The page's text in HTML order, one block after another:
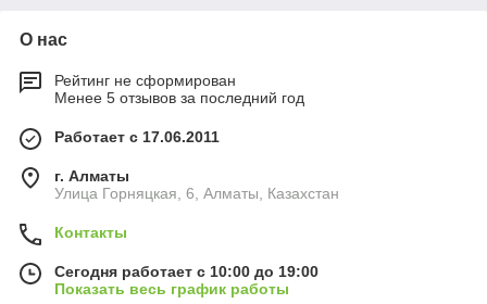
О нас
Рейтинг не сформирован
Менее 5 отзывов за последний год
Работает с 17.06.2011
г. Алматы
​Улица Горняцкая, 6, Алматы, Казахстан
Контакты
Сегодня работает с 10:00 до 19:00
Показать весь график работы